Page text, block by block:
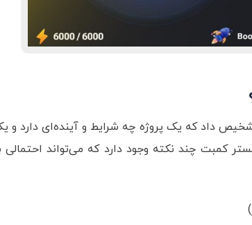
داد که یک پروژه چه شرایط و آینده‌ای دارد و
کمبت چند نکته وجود دارد که می‌تواند احتمالی